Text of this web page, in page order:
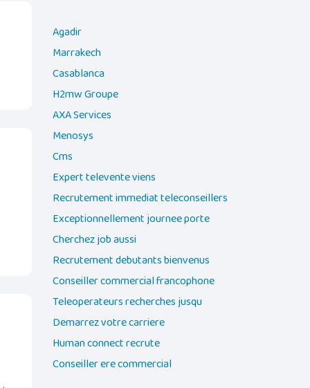
Agadir
Marrakech
Casablanca
H2mw Groupe
AXA Services
Menosys
Cms
Expert televente viens
Recrutement immediat teleconseillers
Exceptionnellement journee porte
Cherchez job aussi
Recrutement debutants bienvenus
Conseiller commercial francophone
Teleoperateurs recherches jusqu
Demarrez votre carriere
Human connect recrute
Conseiller ere commercial